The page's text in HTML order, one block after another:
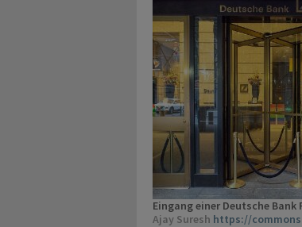
Eingang einer Deutsche
Ajay Suresh https://